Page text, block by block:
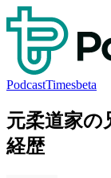
PodcastTimesbeta
元柔道家の
経歴